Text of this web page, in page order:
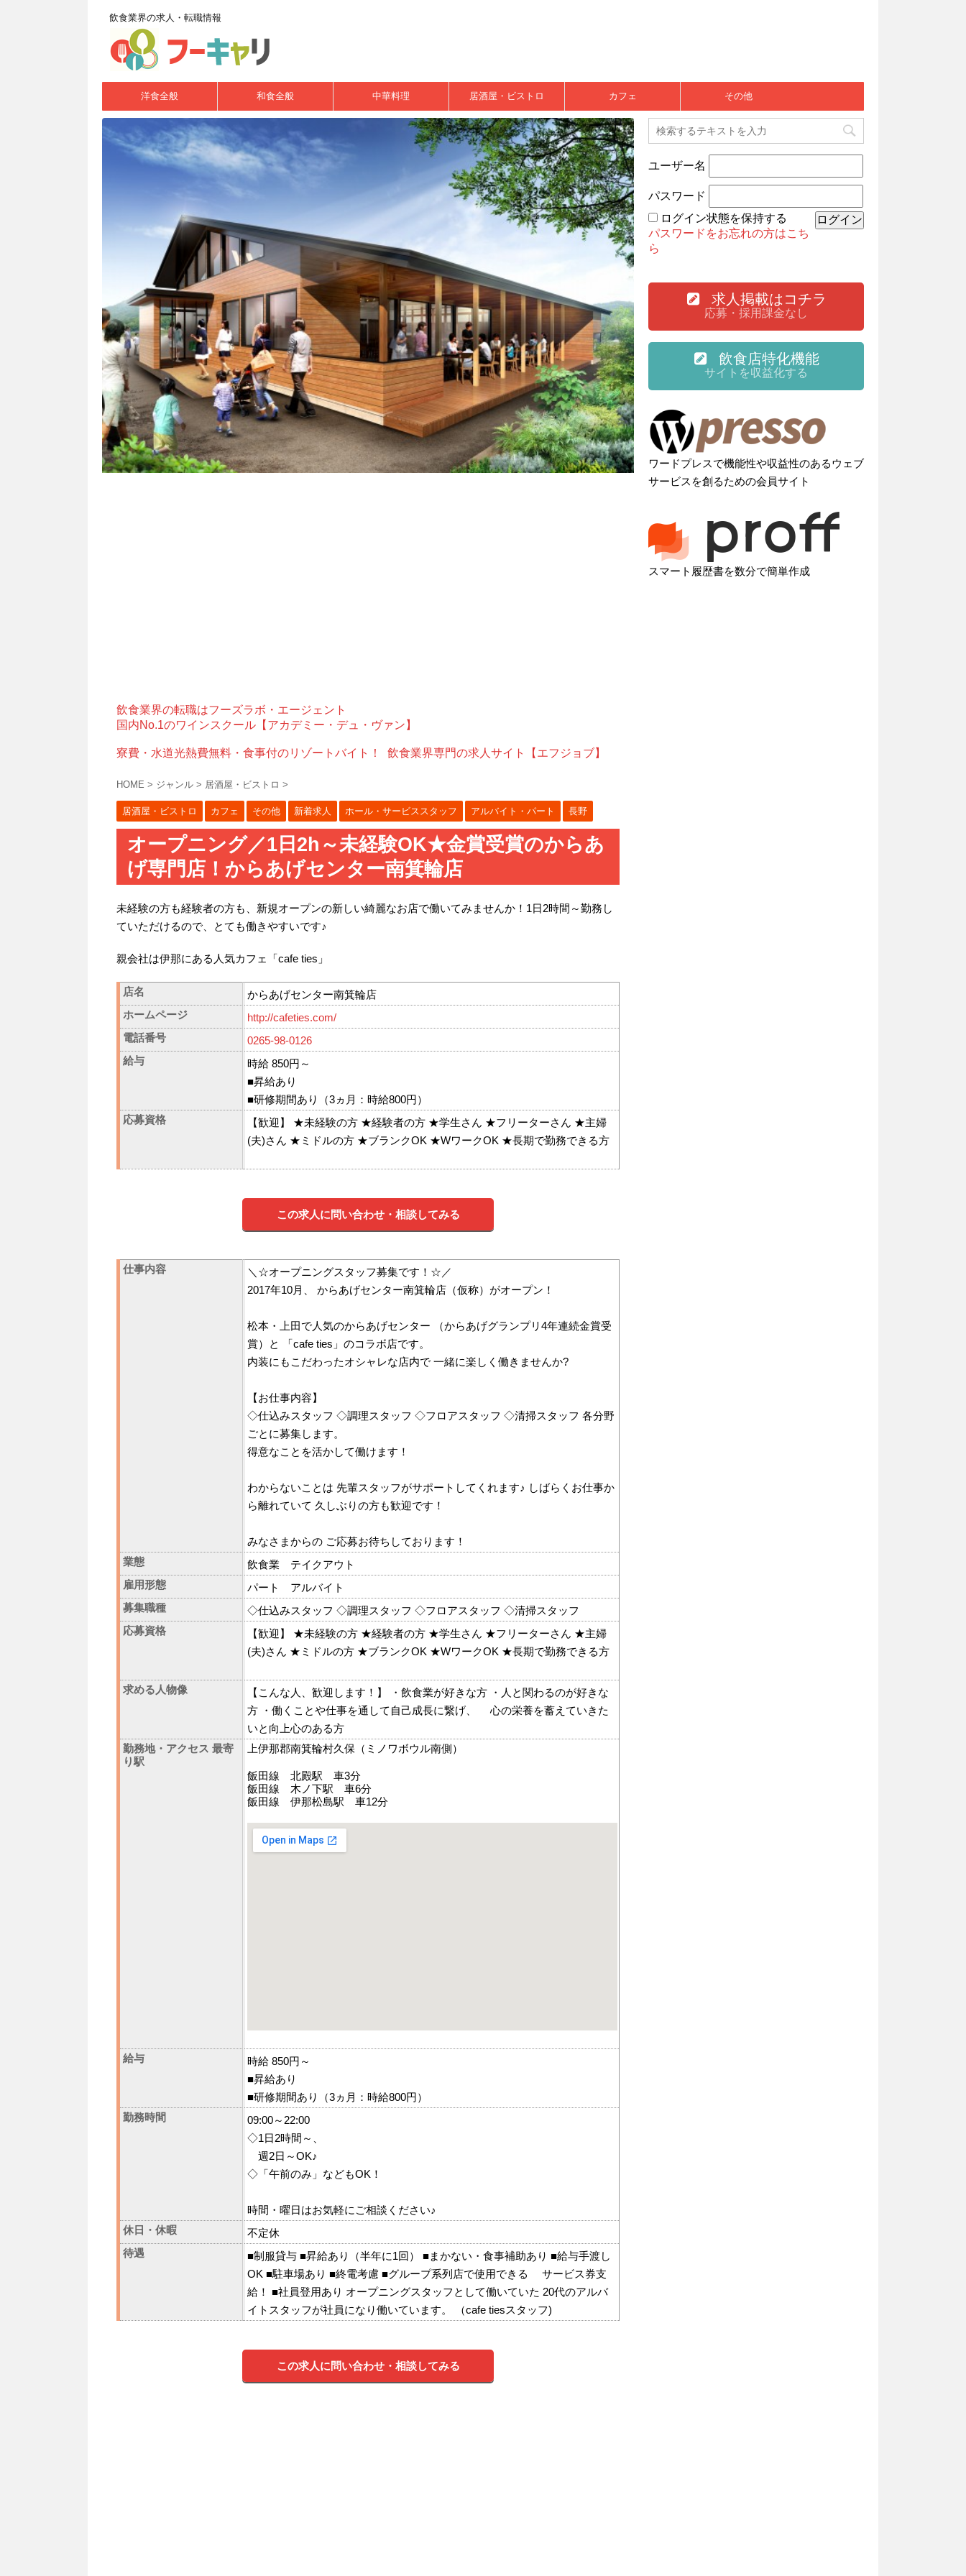
飲食業界の求人・転職情報
洋食全般 和食全般 中華料理 居酒屋・ビストロ カフェ その他
飲食業界の転職はフーズラボ・エージェント
国内No.1のワインスクール【アカデミー・デュ・ヴァン】
寮費・水道光熱費無料・食事付のリゾートバイト！ 飲食業界専門の求人サイト【エフジョブ】
HOME > ジャンル > 居酒屋・ビストロ >
居酒屋・ビストロ カフェ その他 新着求人 ホール・サービススタッフ アルバイト・パート 長野
オープニング／1日2h～未経験OK★金賞受賞のからあ
げ専門店！からあげセンター南箕輪店
未経験の方も経験者の方も、新規オープンの新しい綺麗なお店で働いてみませんか！1日2時間～勤務し
ていただけるので、とても働きやすいです♪
親会社は伊那にある人気カフェ「cafe ties」
店名
からあげセンター南箕輪店
ホームページ
http://cafeties.com/
電話番号
0265-98-0126
給与
時給 850円～
■昇給あり
■研修期間あり（3ヵ月：時給800円）
応募資格
【歓迎】 ★未経験の方 ★経験者の方 ★学生さん ★フリーターさん ★主婦
(夫)さん ★ミドルの方 ★ブランクOK ★WワークOK ★長期で勤務できる方
この求人に問い合わせ・相談してみる
仕事内容
＼☆オープニングスタッフ募集です！☆／
2017年10月、 からあげセンター南箕輪店（仮称）がオープン！
松本・上田で人気のからあげセンター （からあげグランプリ4年連続金賞受
賞）と 「cafe ties」のコラボ店です。
内装にもこだわったオシャレな店内で 一緒に楽しく働きませんか?
【お仕事内容】
◇仕込みスタッフ ◇調理スタッフ ◇フロアスタッフ ◇清掃スタッフ 各分野
ごとに募集します。
得意なことを活かして働けます！
わからないことは 先輩スタッフがサポートしてくれます♪ しばらくお仕事か
ら離れていて 久しぶりの方も歓迎です！
みなさまからの ご応募お待ちしております！
業態
飲食業 テイクアウト
雇用形態
パート アルバイト
募集職種
◇仕込みスタッフ ◇調理スタッフ ◇フロアスタッフ ◇清掃スタッフ
応募資格
【歓迎】 ★未経験の方 ★経験者の方 ★学生さん ★フリーターさん ★主婦
(夫)さん ★ミドルの方 ★ブランクOK ★WワークOK ★長期で勤務できる方
求める人物像
【こんな人、歓迎します！】 ・飲食業が好きな方 ・人と関わるのが好きな
方 ・働くことや仕事を通して自己成長に繋げ、 心の栄養を蓄えていきた
いと向上心のある方
勤務地・アクセス 最寄
り駅
上伊那郡南箕輪村久保（ミノワボウル南側）
飯田線 北殿駅 車3分
飯田線 木ノ下駅 車6分
飯田線 伊那松島駅 車12分
給与
時給 850円～
■昇給あり
■研修期間あり（3ヵ月：時給800円）
勤務時間
09:00～22:00
◇1日2時間～、
週2日～OK♪
◇「午前のみ」などもOK！
時間・曜日はお気軽にご相談ください♪
休日・休暇
不定休
待遇
■制服貸与 ■昇給あり（半年に1回） ■まかない・食事補助あり ■給与手渡し
OK ■駐車場あり ■終電考慮 ■グループ系列店で使用できる サービス券支
給！ ■社員登用あり オープニングスタッフとして働いていた 20代のアルバ
イトスタッフが社員になり働いています。 （cafe tiesスタッフ)
この求人に問い合わせ・相談してみる
ユーザー名
パスワード
ログイン状態を保持する
パスワードをお忘れの方はこち
ら
求人掲載はコチラ
応募・採用課金なし
飲食店特化機能
サイトを収益化する
ワードプレスで機能性や収益性のあるウェブ
サービスを創るための会員サイト
スマート履歴書を数分で簡単作成